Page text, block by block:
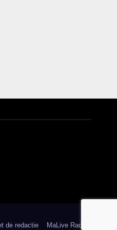
de redactie MaLive Radio